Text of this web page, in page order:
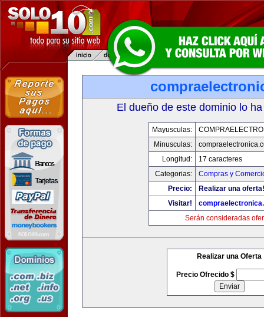
El dueño de este dominio lo
Mayusculas:
Minusculas:
Longitud:
17 caracteres
Categorias:
Compras y
Precio:
Realizar una oferta!
Visitar!
Serán consideradas
Realizar una Oferta
Precio Ofrecido $